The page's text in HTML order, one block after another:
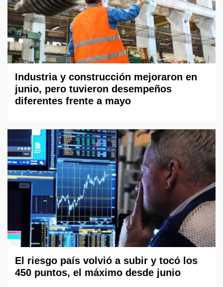
Industria y construcción mejoraron en
junio, pero tuvieron desempeños
diferentes frente a mayo
El riesgo país volvió a subir y tocó los
450 puntos, el máximo desde junio